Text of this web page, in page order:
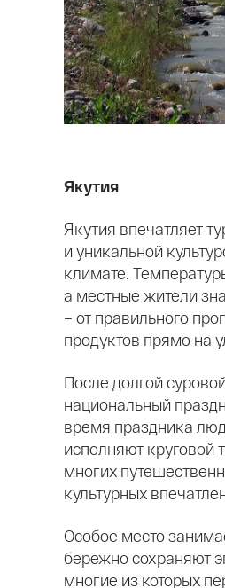
Якутия
Якутия впечатляет
и уникальной
климате.
а местные жители
– от правильного
продуктов прямо на
После долгой
национальный
время праздника
исполняют круговой
многих
культурных
Особое место
бережно сохраняют
многие из которых